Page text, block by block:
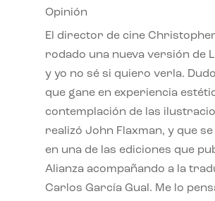
Opinión
El director de cine
rodado una nueva versión de
y yo no sé si quiero verla.
que gane en experiencia
contemplación de las
realizó John Flaxman, y que
en una de las ediciones que
Alianza acompañando a la
Carlos García Gual. Me lo